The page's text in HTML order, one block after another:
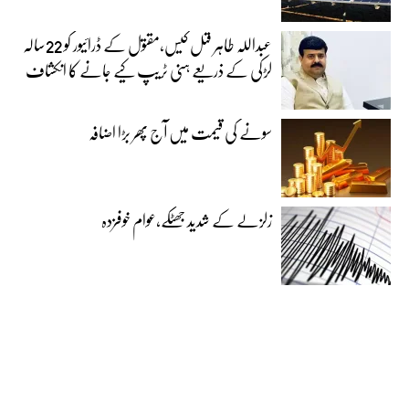
عبداللہ طاہر قتل کیس،مقتول کے ڈرائیور کو 22سالہ
لڑکی کے ذریعے ہنی ٹریپ کیے جانے کا انکشاف
سونے کی قیمت میں آج پھر بڑا اضافہ
زلزلے کے شدید جھٹکے،عوام خوفزدہ